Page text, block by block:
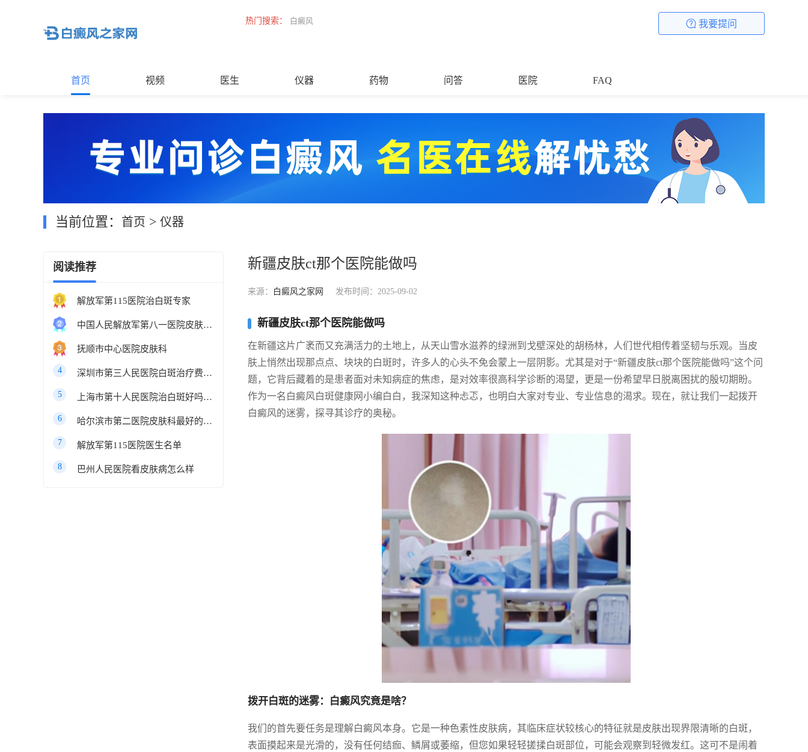
热门搜索： 白癜风 我要提问
首页 视频 医生 仪器 药物 问答 医院 FAQ
当前位置： 首页 > 仪器
阅读推荐
解放军第115医院治白斑专家
中国人民解放军第八一医院皮肤科最好的医生
抚顺市中心医院皮肤科
4 深圳市第三人民医院白斑治疗费用多少
5 上海市第十人民医院治白斑好吗知乎
6 哈尔滨市第二医院皮肤科最好的医生
7 解放军第115医院医生名单
8 巴州人民医院看皮肤病怎么样
新疆皮肤ct那个医院能做吗
来源： 白癜风之家网 发布时间：2025-09-02
新疆皮肤ct那个医院能做吗
在新疆这片广袤而又充满活力的土地上，从天山雪水滋养的绿洲到戈壁深处的胡杨林，人们世代相传着坚韧与乐观。当皮
肤上悄然出现那点点、块块的白斑时，许多人的心头不免会蒙上一层阴影。尤其是对于“新疆皮肤ct那个医院能做吗”这个问
题，它背后藏着的是患者面对未知病症的焦虑，是对效率很高科学诊断的渴望，更是一份希望早日脱离困扰的殷切期盼。
作为一名白癜风白斑健康网小编白白，我深知这种忐忑，也明白大家对专业、专业信息的渴求。现在，就让我们一起拨开
白癜风的迷雾，探寻其诊疗的奥秘。
拨开白斑的迷雾：白癜风究竟是啥？
我们的首先要任务是理解白癜风本身。它是一种色素性皮肤病，其临床症状较核心的特征就是皮肤出现界限清晰的白斑，
表面摸起来是光滑的，没有任何结痂、鳞屑或萎缩，但您如果轻轻搓揉白斑部位，可能会观察到轻微发红。这可不是闹着